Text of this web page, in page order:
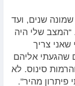
שנים, ועד
“המצב שלי היה
שאני צריך
שהגעתי אליהם
סינוס. לא
פיתרון מהיר".